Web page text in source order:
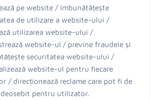
pe website / îmbunătățește
de utilizare a website-ului /
utilizarea website-ului /
website-ul / previne fraudele și
securitatea website-ului /
website-ul pentru fiecare
/ direcționează reclame care pot fi de
pentru utilizator.